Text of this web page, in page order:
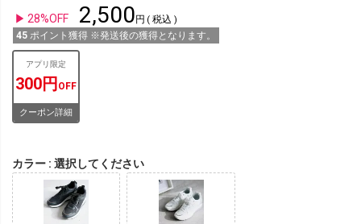
28%OFF 2,500
税込
45 ポイント獲得 ※発送後の獲得となります。
アプリ限定
300円 OFF
クーポン詳細
カラー 選択してください